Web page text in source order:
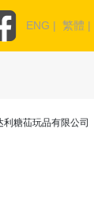
ENG | 繁體 |